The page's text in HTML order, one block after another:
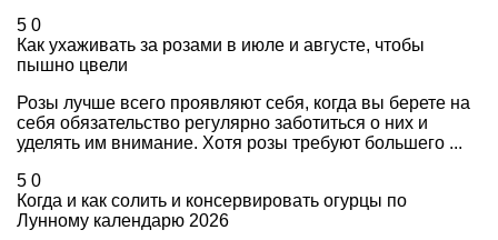
5 0
Как ухаживать за розами в июле и августе, чтобы
пышно цвели
Розы лучше всего проявляют себя, когда вы берете на
себя обязательство регулярно заботиться о них и
уделять им внимание. Хотя розы требуют большего ...
5 0
Когда и как солить и консервировать огурцы по
Лунному календарю 2026